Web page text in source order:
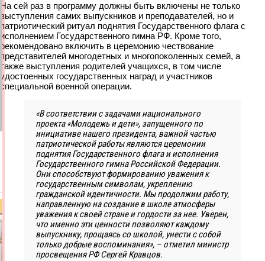
На сей раз в программу должны быть включены не только
выступления самих выпускников и преподавателей, но и
патриотический ритуал поднятия Государственного флага с
исполнением Государственного гимна РФ. Кроме того,
рекомендовано включить в церемонию чествование
представителей многодетных и многопоколенных семей, а
также выступления родителей учащихся, в том числе
удостоенных государственных наград и участников
специальной военной операции.
«В соответствии с задачами национального
проекта «Молодежь и дети», запущенного по
инициативе нашего президента, важной частью
патриотической работы являются церемонии
поднятия Государственного флага и исполнения
Государственного гимна Российской Федерации.
Они способствуют формированию уважения к
государственным символам, укреплению
гражданской идентичности. Мы продолжим работу,
направленную на создание в школе атмосферы
уважения к своей стране и гордости за нее. Уверен,
что именно эти ценности позволяют каждому
выпускнику, прощаясь со школой, унести с собой
только добрые воспоминания», – отметил министр
просвещения РФ Сергей Кравцов.